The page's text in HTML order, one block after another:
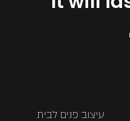
עיצוב פנים לבית